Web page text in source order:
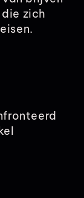
zich